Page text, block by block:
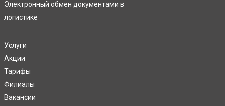
Электронный обмен документами в
логистике
Услуги
Акции
Тарифы
Филиалы
Вакансии